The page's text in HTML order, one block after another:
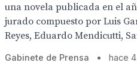
una novela publicada en el
jurado compuesto por Luis
Reyes, Eduardo Mendicutti,
Gabinete de Prensa • hace